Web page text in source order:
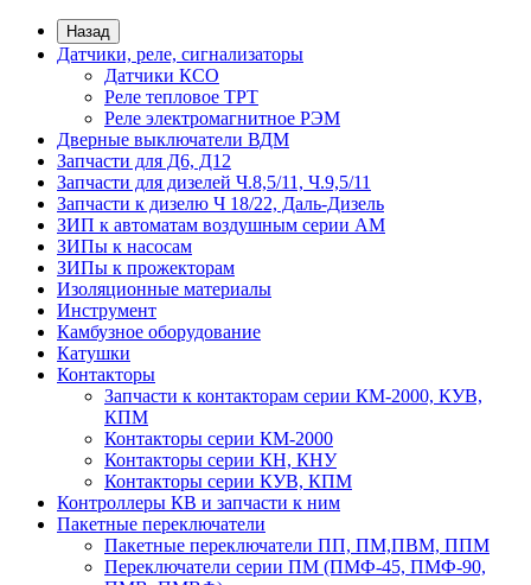
Назад
Датчики, реле, сигнализаторы
Датчики КСО
Реле тепловое ТРТ
Реле электромагнитное РЭМ
Дверные выключатели ВДМ
Запчасти для Д6, Д12
Запчасти для дизелей Ч.8,5/11, Ч.9,5/11
Запчасти к дизелю Ч 18/22, Даль-Дизель
ЗИП к автоматам воздушным серии АМ
ЗИПы к насосам
ЗИПы к прожекторам
Изоляционные материалы
Инструмент
Камбузное оборудование
Катушки
Контакторы
Запчасти к контакторам серии КМ-2000, КУВ,
КПМ
Контакторы серии КМ-2000
Контакторы серии КН, КНУ
Контакторы серии КУВ, КПМ
Контроллеры КВ и запчасти к ним
Пакетные переключатели
Пакетные переключатели ПП, ПМ,ПВМ, ППМ
Переключатели серии ПМ (ПМФ-45, ПМФ-90,